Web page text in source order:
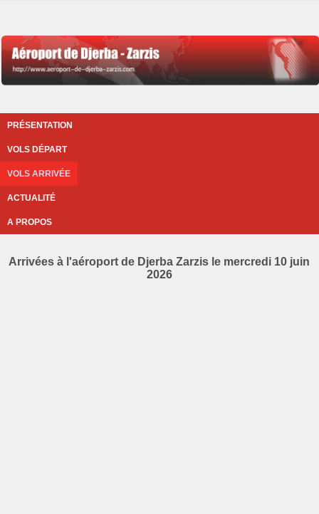
PRÉSENTATION
VOLS DÉPART
VOLS ARRIVÉE
ACTUALITÉ
A PROPOS
Arrivées à l'aéroport de Djerba Zarzis le mercredi 10 juin
2026